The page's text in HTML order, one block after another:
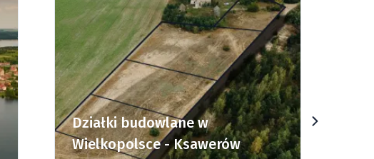
Działki budowlane w
Wielkopolsce - Ksawerów